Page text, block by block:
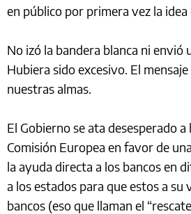
en público por primera vez la
No izó la bandera blanca ni envió
Hubiera sido excesivo. El
nuestras almas.
El Gobierno se ata desesperado a
Comisión Europea en favor de
la ayuda directa a los bancos en
a los estados para que estos a su
bancos (eso que llaman el